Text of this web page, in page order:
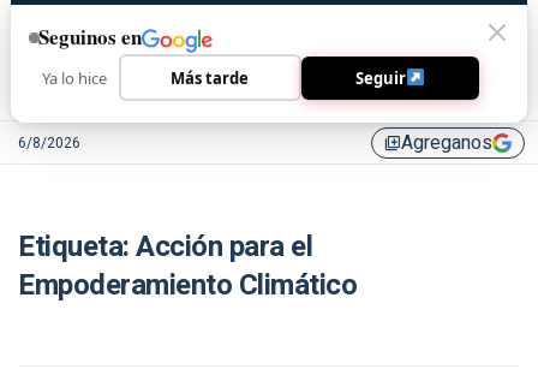
6/8/2026 library_addAgreganos
Etiqueta:Acción para el
Empoderamiento Climático
Seguinos en
Ya lo hice Más tarde Seguir